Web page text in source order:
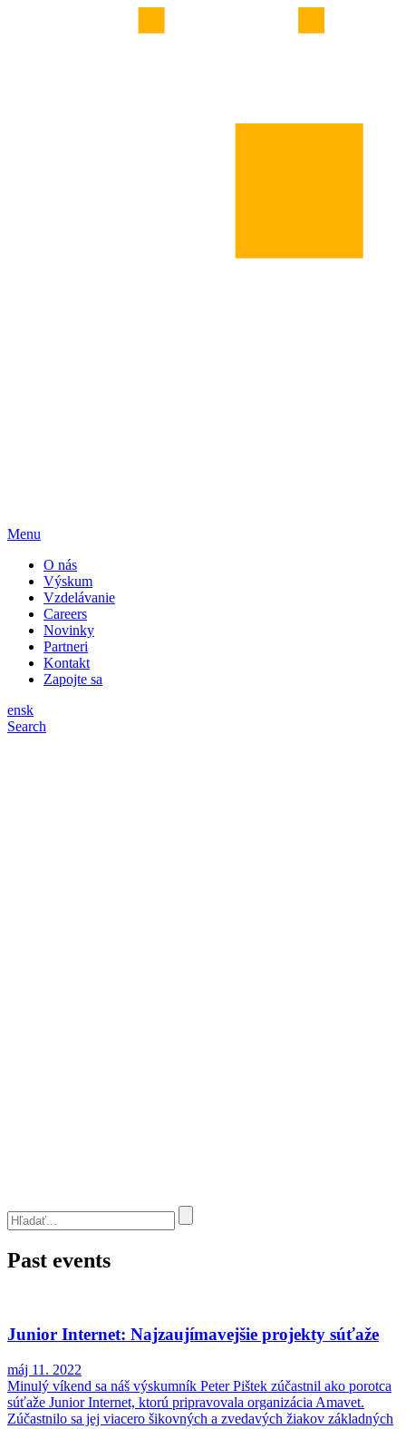
Menu
O nás
Výskum
Vzdelávanie
Careers
Novinky
Partneri
Kontakt
Zapojte sa
ensk
Search
Past events
Junior Internet: Najzaujímavejšie projekty súťaže
máj 11. 2022
Minulý víkend sa náš výskumník Peter Pištek zúčastnil ako porotca
súťaže Junior Internet, ktorú pripravovala organizácia Amavet.
Zúčastnilo sa jej viacero šikovných a zvedavých žiakov základných